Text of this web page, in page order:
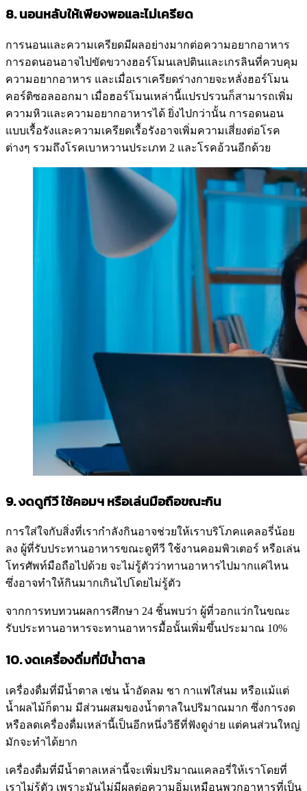
8. นอนหลับให้เพียงพอและไม่เครียด
การนอนและความเครียดมีผลอย่างมากต่อความอยากอาหาร
การอดนอนอาจไปขัดขวางฮอร์โมนเลปตินและเกรลินที่ควบคุม
ความอยากอาหาร และเมื่อเราเครียดร่างกายจะหลั่งฮอร์โมน
คอร์ติซอลออกมา เมื่อฮอร์โมนเหล่านี้แปรปรวนก็สามารถเพิ่ม
ความหิวและความอยากอาหารได้ ยิ่งไปกว่านั้น การอดนอน
แบบเรื้อรังและความเครียดเรื้อรังอาจเพิ่มความเสี่ยงต่อโรค
ต่างๆ รวมถึงโรคเบาหวานประเภท 2 และโรคอ้วนอีกด้วย
9. งดดูทีวี ใช้คอมฯ หรือเล่นมือถือขณะกิน
การใส่ใจกับสิ่งที่เรากำลังกินอาจช่วยให้เราบริโภคแคลอรี่น้อย
ลง ผู้ที่รับประทานอาหารขณะดูทีวี ใช้งานคอมพิวเตอร์ หรือเล่น
โทรศัพท์มือถือไปด้วย จะไม่รู้ตัวว่าทานอาหารไปมากแค่ไหน
ซึ่งอาจทำให้กินมากเกินไปโดยไม่รู้ตัว
จากการทบทวนผลการศึกษา 24 ชิ้นพบว่า ผู้ที่วอกแว่กในขณะ
รับประทานอาหารจะทานอาหารมื้อนั้นเพิ่มขึ้นประมาณ 10%
10. งดเครื่องดื่มที่มีน้ำตาล
เครื่องดื่มที่มีน้ำตาล เช่น น้ำอัดลม ชา กาแฟใส่นม หรือแม้แต่
น้ำผลไม้ก็ตาม มีส่วนผสมของน้ำตาลในปริมาณมาก ซึ่งการงด
หรือลดเครื่องดื่มเหล่านี้เป็นอีกหนึ่งวิธีที่ฟังดูง่าย แต่คนส่วนใหญ่
มักจะทำได้ยาก
เครื่องดื่มที่มีน้ำตาลเหล่านี้จะเพิ่มปริมาณแคลอรี่ให้เราโดยที่
เราไม่รู้ตัว เพราะมันไม่มีผลต่อความอิ่มเหมือนพวกอาหารที่เป็น